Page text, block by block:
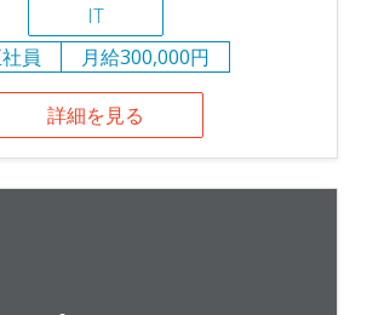
IT
員
月給300,000円
詳細を見る